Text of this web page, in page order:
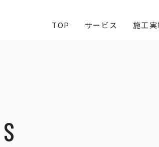
TOP サービス 施工実